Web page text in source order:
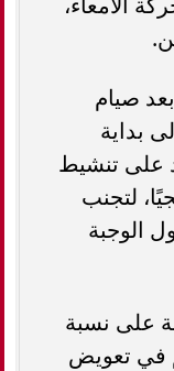
صيام
بداية
على تنشيط
لتجنب
الوجبة
على نسبة
في تعويض